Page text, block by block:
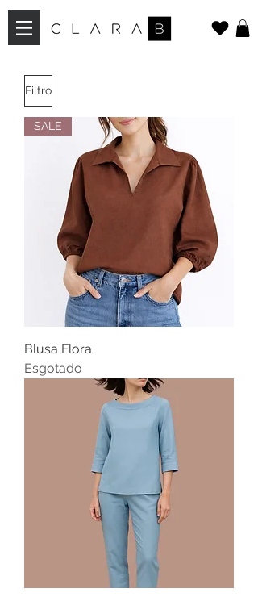
Filtro
SALE
Blusa Flora
Esgotado